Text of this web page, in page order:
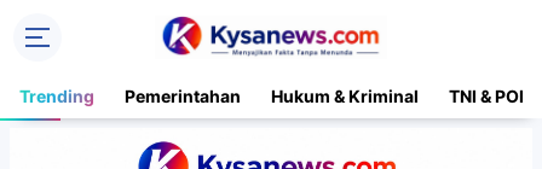
Trending Pemerintahan Hukum & Kriminal TNI &